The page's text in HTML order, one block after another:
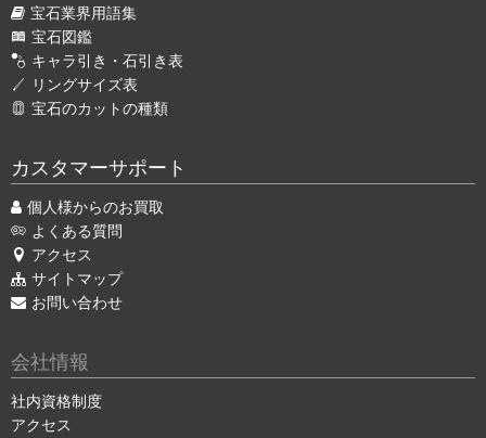
宝石業界用語集
宝石図鑑
キャラ引き・石引き表
リングサイズ表
宝石のカットの種類
カスタマーサポート
個人様からのお買取
よくある質問
アクセス
サイトマップ
お問い合わせ
会社情報
社内資格制度
アクセス